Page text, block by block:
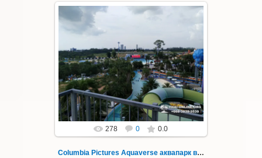
Columbia Pictures Aquaverse - новый
тематический аквапарк в Паттайе.
Открыт в октябре 2022 после
модернизации и смены...
Thai-Online
278 0 0.0
Columbia Pictures Aquaverse аквапарк в Паттайе 37